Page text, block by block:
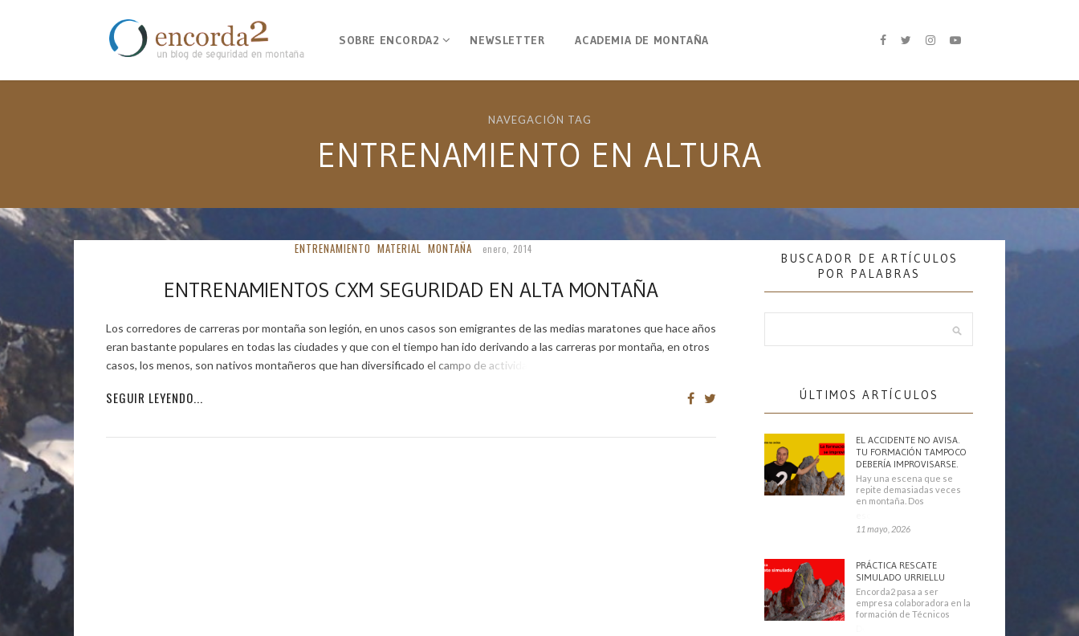
SOBRE ENCORDA2 NEWSLETTER ACADEMIA DE MONTAÑA
NAVEGACIÓN TAG
ENTRENAMIENTO EN ALTURA
ENTRENAMIENTO MATERIAL MONTAÑA enero, 2014
ENTRENAMIENTOS CXM SEGURIDAD EN ALTA MONTAÑA
Los corredores de carreras por montaña son legión, en unos casos son emigrantes de las medias maratones que hace años
eran bastante populares en todas las ciudades y que con el tiempo han ido derivando a las carreras por montaña, en otros
casos, los menos, son nativos montañeros que han diversificado el campo de actividades […]
SEGUIR LEYENDO...
BUSCADOR DE ARTÍCULOS
POR PALABRAS
ÚLTIMOS ARTÍCULOS
EL ACCIDENTE NO AVISA.
TU FORMACIÓN TAMPOCO
DEBERÍA IMPROVISARSE.
Hay una escena que se
repite demasiadas veces
en montaña. Dos
11 mayo, 2026
PRÁCTICA RESCATE
SIMULADO URRIELLU
Encorda2 pasa a ser
empresa colaboradora en la
formación de Técnicos